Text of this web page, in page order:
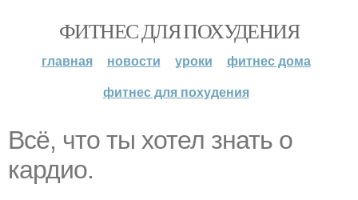
ФИТНЕС ДЛЯ ПОХУДЕНИЯ
главная новости уроки
фитнес дома
фитнес для похудения
Всё, что ты хотел знать о
кардио.